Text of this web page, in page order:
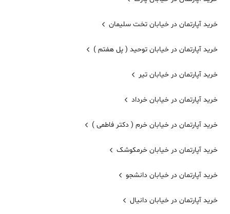
خرید آپارتمان در خیابان تخت سلیمان
خرید آپارتمان در خیابان توحید ( پل هفتم )
خرید آپارتمان در خیابان تیر
خرید آپارتمان در خیابان خرداد
خرید آپارتمان در خیابان خرم ( دکتر فاطمی )
خرید آپارتمان در خیابان خرمکوشک
خرید آپارتمان در خیابان دانشجو
خرید آپارتمان در خیابان دانیال